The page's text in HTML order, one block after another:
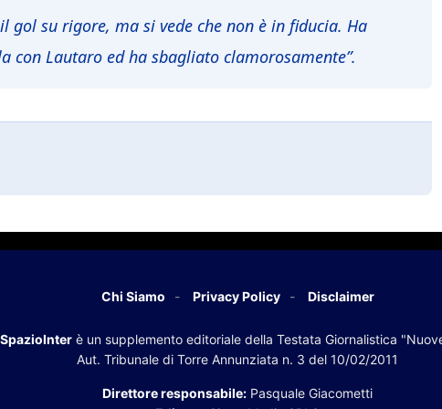
gol su rigore, ma si vede che non è in fiducia. Ha
Lautaro ed ha sbagliato clamorosamente”.
Chi Siamo Privacy Policy Disclaimer
SpazioInterè un supplemento editoriale della Testata Giornalistica
Aut. Tribunale di Torre Annunziata n. 3 del 10/02/2011
Direttore responsabile: Pasquale Giacometti